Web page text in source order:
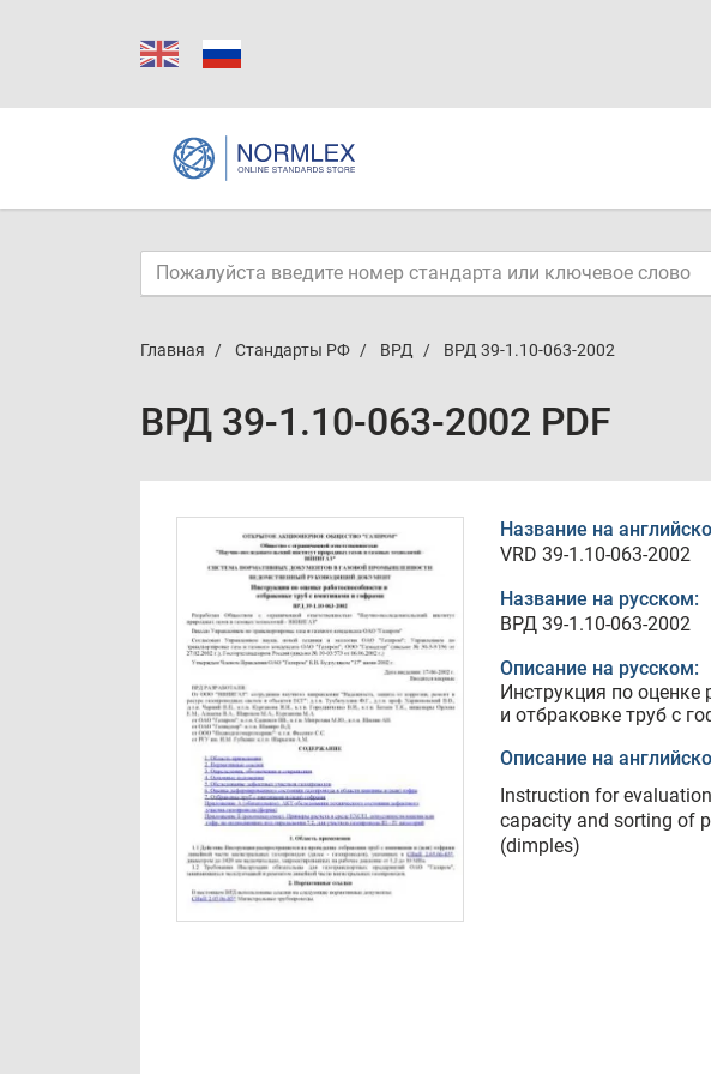
Главная Стандарты РФ ВРД ВРД 39-1.10-063-2002
ВРД 39-1.10-063-2002 PDF
Название на
VRD 39-1.10-063-2002
Название на русском:
ВРД 39-1.10-063-2002
Описание на русском:
Инструкция по оценке
и отбраковке труб с
Описание на
Instruction for
capacity and sorting of
(dimples)